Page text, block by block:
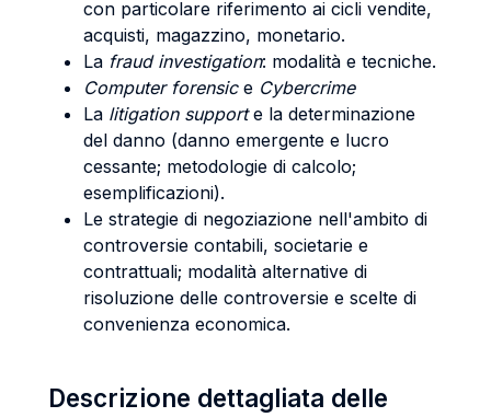
con particolare riferimento ai cicli vendite,
acquisti, magazzino, monetario.
La fraud investigation: modalità e tecniche.
Computer forensic e Cybercrime
La litigation supporte la determinazione
del danno (danno emergente e lucro
cessante; metodologie di calcolo;
esemplificazioni).
Le strategie di negoziazione nell'ambito di
controversie contabili, societarie e
contrattuali; modalità alternative di
risoluzione delle controversie e scelte di
convenienza economica.
Descrizione dettagliata delle